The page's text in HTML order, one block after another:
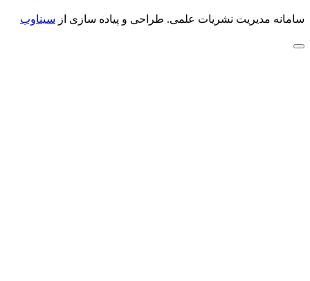
سامانه مدیریت نشریات علمی. طراحی و پیاده سازی از سیناوب